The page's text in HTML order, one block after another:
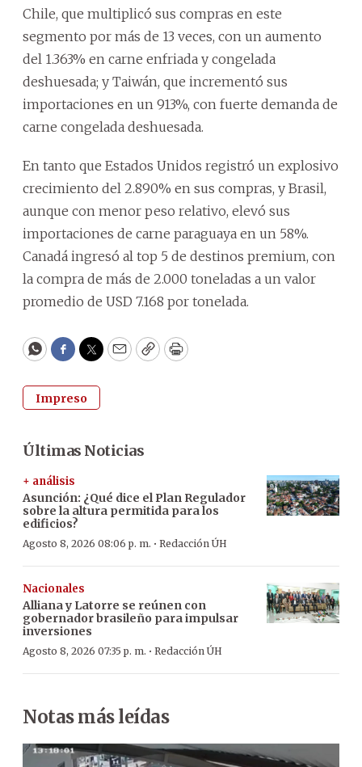
Chile, que multiplicó sus compras en este
segmento por más de 13 veces, con un aumento
del 1.363% en carne enfriada y congelada
deshuesada; y Taiwán, que incrementó sus
importaciones en un 913%, con fuerte demanda de
carne congelada deshuesada.
En tanto que Estados Unidos registró un explosivo
crecimiento del 2.890% en sus compras, y Brasil,
aunque con menor peso relativo, elevó sus
importaciones de carne paraguaya en un 58%.
Canadá ingresó al top 5 de destinos premium, con
la compra de más de 2.000 toneladas a un valor
promedio de USD 7.168 por tonelada.
WhatsApp
Facebook
Twitter
EmailCopyPrint
Impreso
Últimas Noticias
+ análisis
Asunción: ¿Qué dice el Plan Regulador
sobre la altura permitida para los
edificios?
Agosto 8, 2026 08:06 p. m. · Redacción ÚH
Nacionales
Alliana y Latorre se reúnen con
gobernador brasileño para impulsar
inversiones
Agosto 8, 2026 07:35 p. m. · Redacción ÚH
Notas más leídas